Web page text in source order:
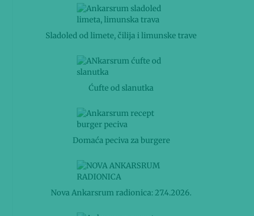
Sladoled od limete, čilija i limunske trave
Ćufte od slanutka
Domaća peciva za burgere
Nova Ankarsrum radionica: 27.4.2026.